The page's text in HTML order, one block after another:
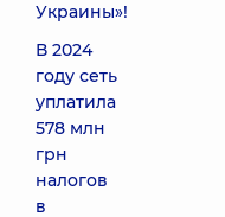
Украины»!
В 2024
году сеть
уплатила
578 млн
грн
налогов
в